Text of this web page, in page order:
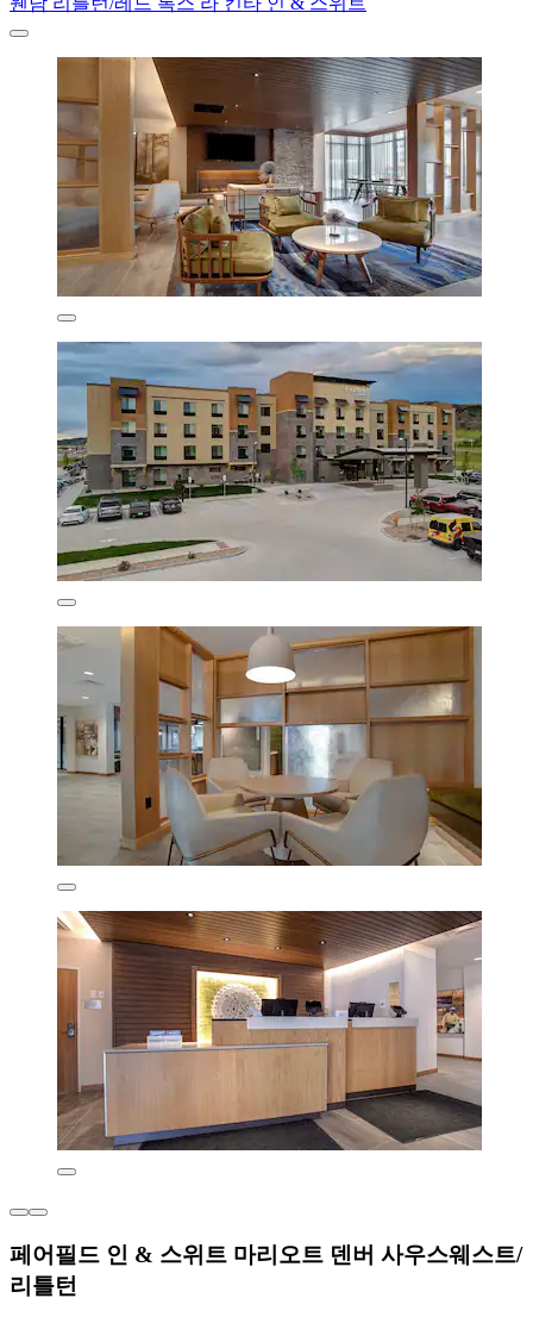
페어필드 인 & 스위트 마리오트 덴버 사우스웨스트/
리틀턴